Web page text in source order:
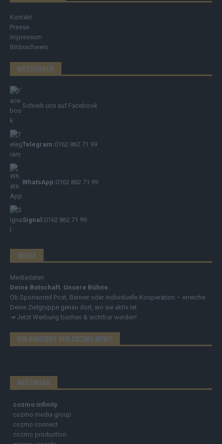
Kontakt
Presse
Impressum
Bildnachweis
MESSENGER
Schreib uns auf Facebook
Telegram:0162 862 71 99
WhatsApp:0162 862 71 99
Signal:0162 862 71 99
MEDIA
Mediadaten
Deine Botschaft. Unsere Bühne.
Ob Sponsored Post, Banner oder individuelle Kooperation – erreiche
Deine Zielgruppe genau dort, wo sie aktiv ist.
➔ Jetzt Werbung buchen & sichtbar werden!
EIN ANGEBOT DER COZMO NEWS
NETZWERK
cozmo infinity
cozmo media group
cozmo connect
cozmo production